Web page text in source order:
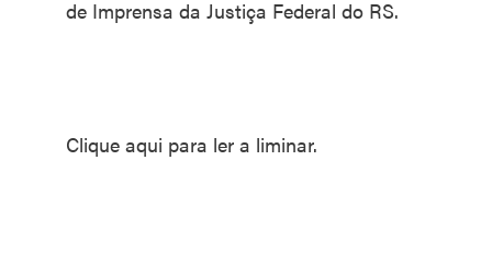
de Imprensa da Justiça Federal do RS.
Clique aqui para ler a liminar.